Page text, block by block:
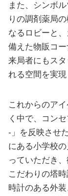
また、シンボ
りの調剤薬局
なるロビーと
備えた物販コ
来局者にもス
れる空間を実現
これからのア
く中で、コン
-」を反映させ
にある小学校
っていただき
こだわりの塔
時計のある外